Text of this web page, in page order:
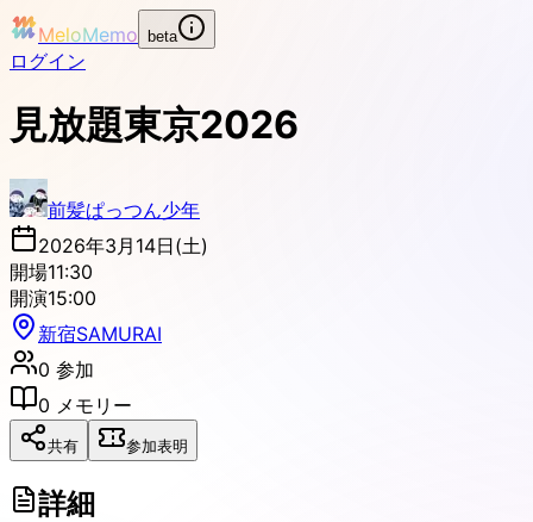
MeloMemo beta
ログイン
見放題東京2026
前髪ぱっつん少年
2026年3月14日(土)
開場11:30
開演15:00
新宿SAMURAI
0 参加
0 メモリー
共有 参加表明
詳細